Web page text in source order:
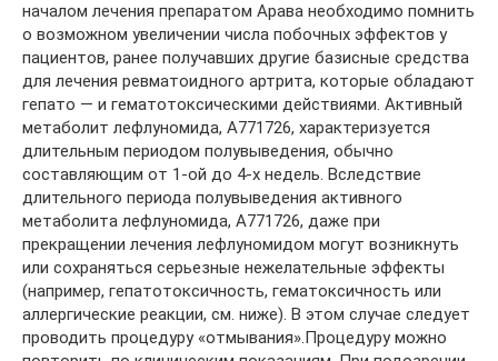
началом лечения препаратом Арава необходимо помнить
о возможном увеличении числа побочных эффектов у
пациентов, ранее получавших другие базисные средства
для лечения ревматоидного артрита, которые обладают
гепато — и гематотоксическими действиями. Активный
метаболит лефлуномида, А771726, характеризуется
длительным периодом полувыведения, обычно
составляющим от 1-ой до 4-х недель. Вследствие
длительного периода полувыведения активного
метаболита лефлуномида, А771726, даже при
прекращении лечения лефлуномидом могут возникнуть
или сохраняться серьезные нежелательные эффекты
(например, гепатотоксичность, гематоксичность или
аллергические реакции, см. ниже). В этом случае следует
проводить процедуру «отмывания».Процедуру можно